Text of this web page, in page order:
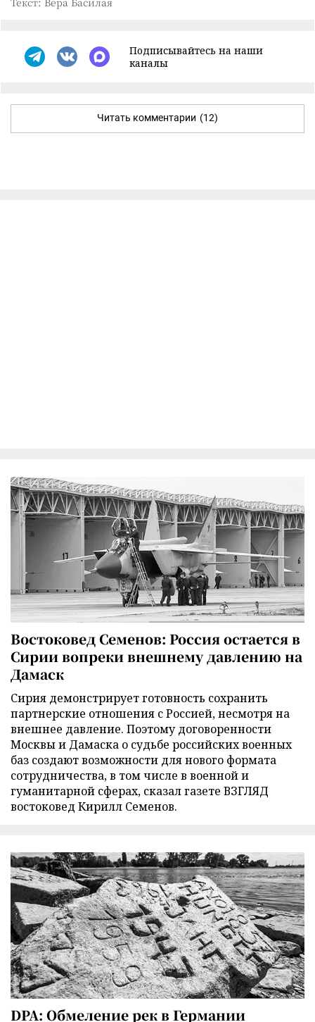
Подписывайтесь на наши
каналы
Читать комментарии (12)
Востоковед Семенов: Россия остается в
Сирии вопреки внешнему давлению на
Дамаск
Сирия демонстрирует готовность сохранить
партнерские отношения с Россией, несмотря на
внешнее давление. Поэтому договоренности
Москвы и Дамаска о судьбе российских военных
баз создают возможности для нового формата
сотрудничества, в том числе в военной и
гуманитарной сферах, сказал газете ВЗГЛЯД
востоковед Кирилл Семенов.
DPA: Обмеление рек в Германии